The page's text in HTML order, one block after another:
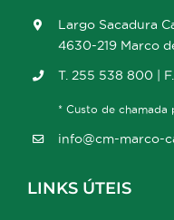
Largo Sacadura
4630-219 Marco
T. 255 538 800 |
* Custo de chamada
info@cm-marco-
LINKS ÚTEIS